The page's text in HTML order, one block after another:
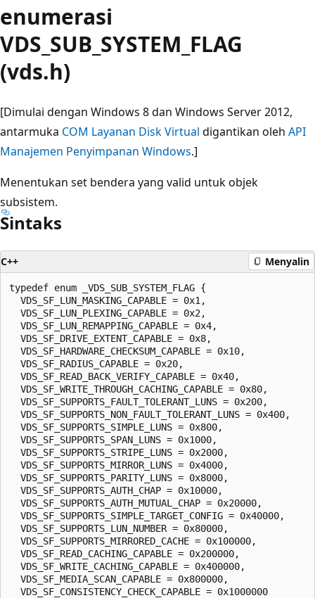
enumerasi
VDS_SUB_SYSTEM_FLAG
(vds.h)
[Dimulai dengan Windows 8 dan Windows Server 2012,
antarmuka COM Layanan Disk Virtual digantikan oleh API
Manajemen Penyimpanan Windows.]
Menentukan set bendera yang valid untuk objek
subsistem.
Sintaks
C++ Menyalin
typedef enum _VDS_SUB_SYSTEM_FLAG {
  VDS_SF_LUN_MASKING_CAPABLE = 0x1,
  VDS_SF_LUN_PLEXING_CAPABLE = 0x2,
  VDS_SF_LUN_REMAPPING_CAPABLE = 0x4,
  VDS_SF_DRIVE_EXTENT_CAPABLE = 0x8,
  VDS_SF_HARDWARE_CHECKSUM_CAPABLE = 0x10,
  VDS_SF_RADIUS_CAPABLE = 0x20,
  VDS_SF_READ_BACK_VERIFY_CAPABLE = 0x40,
  VDS_SF_WRITE_THROUGH_CACHING_CAPABLE = 0x80,
  VDS_SF_SUPPORTS_FAULT_TOLERANT_LUNS = 0x200,
  VDS_SF_SUPPORTS_NON_FAULT_TOLERANT_LUNS = 0x400,
  VDS_SF_SUPPORTS_SIMPLE_LUNS = 0x800,
  VDS_SF_SUPPORTS_SPAN_LUNS = 0x1000,
  VDS_SF_SUPPORTS_STRIPE_LUNS = 0x2000,
  VDS_SF_SUPPORTS_MIRROR_LUNS = 0x4000,
  VDS_SF_SUPPORTS_PARITY_LUNS = 0x8000,
  VDS_SF_SUPPORTS_AUTH_CHAP = 0x10000,
  VDS_SF_SUPPORTS_AUTH_MUTUAL_CHAP = 0x20000,
  VDS_SF_SUPPORTS_SIMPLE_TARGET_CONFIG = 0x40000,
  VDS_SF_SUPPORTS_LUN_NUMBER = 0x80000,
  VDS_SF_SUPPORTS_MIRRORED_CACHE = 0x100000,
  VDS_SF_READ_CACHING_CAPABLE = 0x200000,
  VDS_SF_WRITE_CACHING_CAPABLE = 0x400000,
  VDS_SF_MEDIA_SCAN_CAPABLE = 0x800000,
  VDS_SF_CONSISTENCY_CHECK_CAPABLE = 0x1000000